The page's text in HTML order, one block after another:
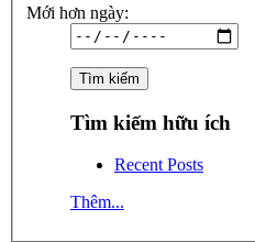
Mới hơn ngày:
Tìm kiếm hữu ích
Recent Posts
Thêm...